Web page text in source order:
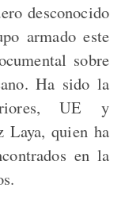
desconocido
armado este
sobre
Ha sido la
UE y
Laya, quien ha
en la